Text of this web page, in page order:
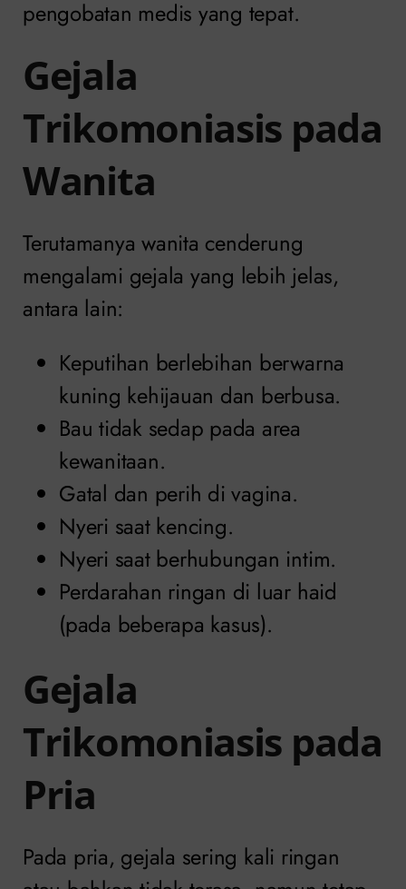
pengobatan medis yang tepat.
Gejala
Trikomoniasis pada
Wanita
Terutamanya wanita cenderung
mengalami gejala yang lebih jelas,
antara lain:
Keputihan berlebihan berwarna
kuning kehijauan dan berbusa.
Bau tidak sedap pada area
kewanitaan.
Gatal dan perih di vagina.
Nyeri saat kencing.
Nyeri saat berhubungan intim.
Perdarahan ringan di luar haid
(pada beberapa kasus).
Gejala
Trikomoniasis pada
Pria
Pada pria, gejala sering kali ringan